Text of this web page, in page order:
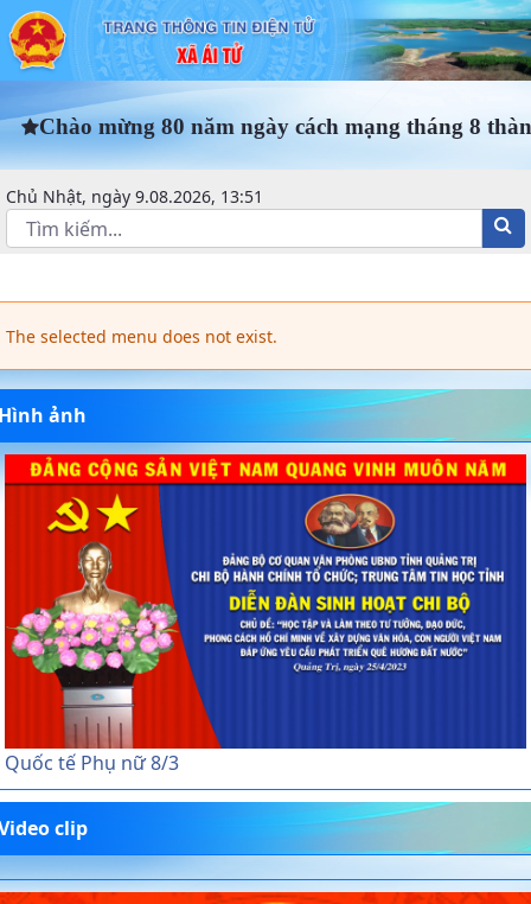
mẫu chi tiết ảnh - Xã Triệu Ái -
mừng 80 năm ngày cách mạng tháng 8 thành
Chủ Nhật, ngày 9.08.2026, 13:51
The selected menu does not exist.
ảnh
Quốc tế Phụ nữ 8/3
clip